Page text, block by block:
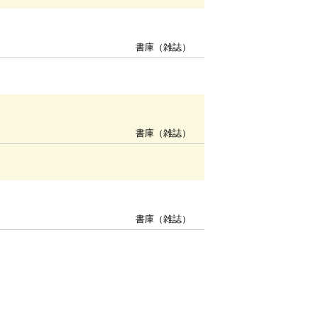
書庫（雑誌）
書庫（雑誌）
書庫（雑誌）